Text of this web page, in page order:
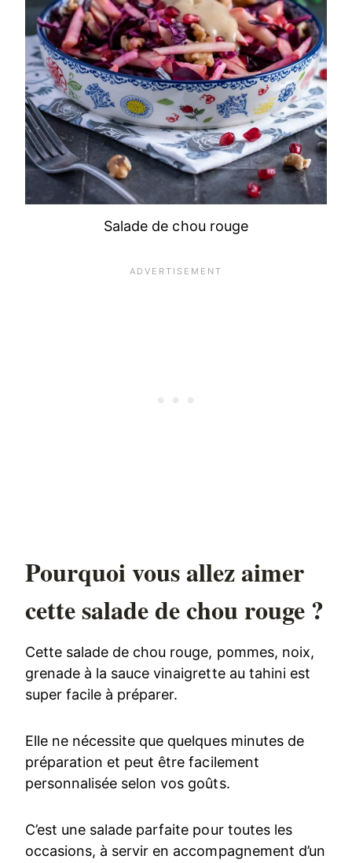
Salade de chou rouge
Pourquoi vous allez aimer
cette salade de chou rouge ?
Cette salade de chou rouge, pommes, noix,
grenade à la sauce vinaigrette au tahini est
super facile à préparer.
Elle ne nécessite que quelques minutes de
préparation et peut être facilement
personnalisée selon vos goûts.
C’est une salade parfaite pour toutes les
occasions, à servir en accompagnement d’un